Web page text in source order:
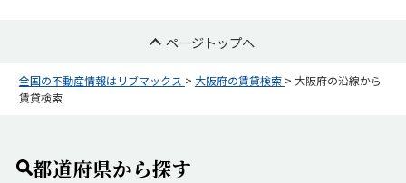
ページトップへ
全国の不動産情報はリブマックス > 大阪府の賃貸検索 > 大阪府の沿線から
賃貸検索
都道府県から探す